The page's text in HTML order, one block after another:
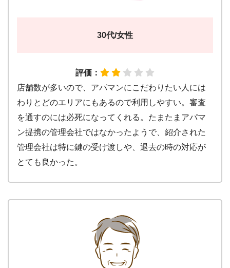
30代/女性
評価：
店舗数が多いので、アパマンにこだわりたい人には
わりとどのエリアにもあるので利用しやすい。審査
を通すのには必死になってくれる。たまたまアパマ
ン提携の管理会社ではなかったようで、紹介された
管理会社は特に鍵の受け渡しや、退去の時の対応が
とても良かった。